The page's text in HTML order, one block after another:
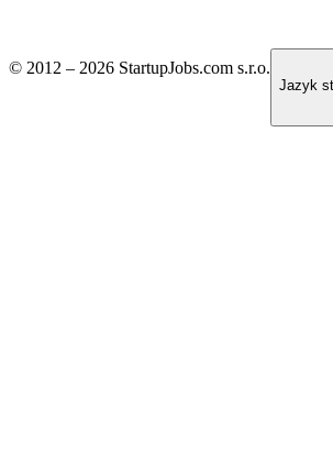
© 2012 – 2026 StartupJobs.com s.r.o.
Jazyk